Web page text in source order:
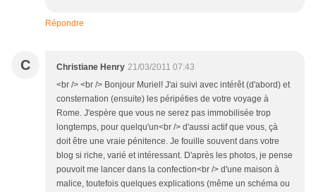
Répondre
C Christiane Henry 21/03/2011 07:43
<br /> <br /> Bonjour Muriel! J'ai suivi avec intérêt (d'abord) et
consternation (ensuite) les péripéties de votre voyage à
Rome. J'espère que vous ne serez pas immobilisée trop
longtemps, pour quelqu'un<br /> d'aussi actif que vous, çà
doit être une vraie pénitence. Je fouille souvent dans votre
blog si riche, varié et intéressant. D'après les photos, je pense
pouvoit me lancer dans la confection<br /> d'une maison à
malice, toutefois quelques explications (même un schéma ou